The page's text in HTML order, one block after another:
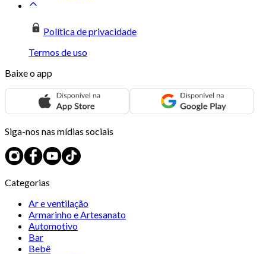
Política de privacidade
Termos de uso
Baixe o app
Siga-nos nas mídias sociais
Categorias
Ar e ventilação
Armarinho e Artesanato
Automotivo
Bar
Bebê